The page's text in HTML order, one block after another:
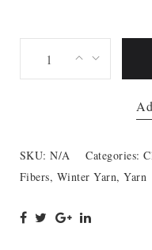
SKU:N/A Categories:
Fibers, Winter Yarn,Yarn